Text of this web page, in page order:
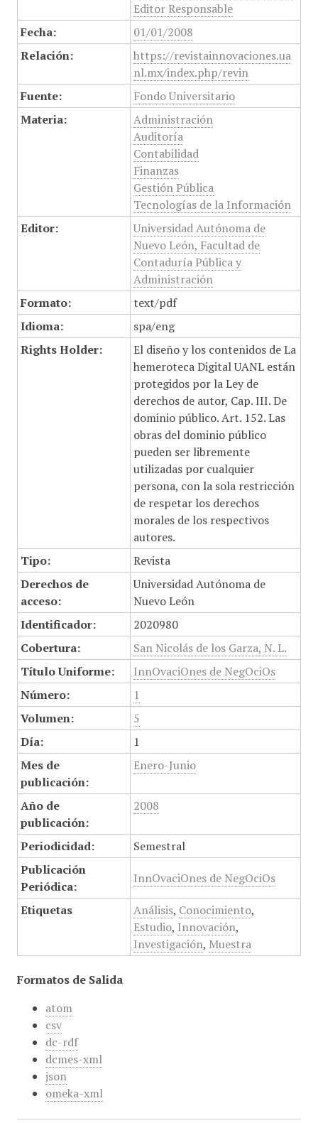
Editor Responsable
Fecha:
01/01/2008
Relación:
https://revistainnovaciones.ua
nl.mx/index.php/revin
Fuente:
Fondo Universitario
Materia:
Administración
Auditoría
Contabilidad
Finanzas
Gestión Pública
Tecnologías de la Información
Editor:
Universidad Autónoma de
Nuevo León, Facultad de
Contaduría Pública y
Administración
Formato:
text/pdf
Idioma:
spa/eng
Rights Holder:
El diseño y los contenidos de La
hemeroteca Digital UANL están
protegidos por la Ley de
derechos de autor, Cap. III. De
dominio público. Art. 152. Las
obras del dominio público
pueden ser libremente
utilizadas por cualquier
persona, con la sola restricción
de respetar los derechos
morales de los respectivos
autores.
Tipo:
Revista
Derechos de
acceso:
Universidad Autónoma de
Nuevo León
Identificador:
2020980
Cobertura:
San Nicolás de los Garza, N. L.
Título Uniforme:
InnOvaciOnes de NegOciOs
Número:
1
Volumen:
5
Día:
1
Mes de
publicación:
Enero-Junio
Año de
publicación:
2008
Periodicidad:
Semestral
Publicación
Periódica:
InnOvaciOnes de NegOciOs
Etiquetas Análisis, Conocimiento,
Estudio, Innovación,
Investigación, Muestra
Formatos de Salida
atom
csv
dc-rdf
dcmes-xml
json
omeka-xml